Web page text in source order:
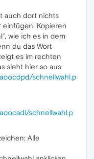
auch dort nichts
einfügen. Kopieren
wie ich es in dem
du das Wort
es im rechten
sieht hier so aus:
schnellwahl.p
schnellwahl.p
Alle